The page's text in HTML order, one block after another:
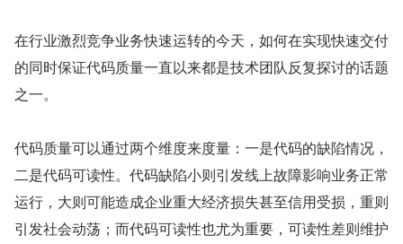
在行业激烈竞争业务快速运转的今天，如何在实现快速交付
的同时保证代码质量一直以来都是技术团队反复探讨的话题
之一。
代码质量可以通过两个维度来度量：一是代码的缺陷情况，
二是代码可读性。代码缺陷小则引发线上故障影响业务正常
运行，大则可能造成企业重大经济损失甚至信用受损，重则
引发社会动荡；而代码可读性也尤为重要，可读性差则维护